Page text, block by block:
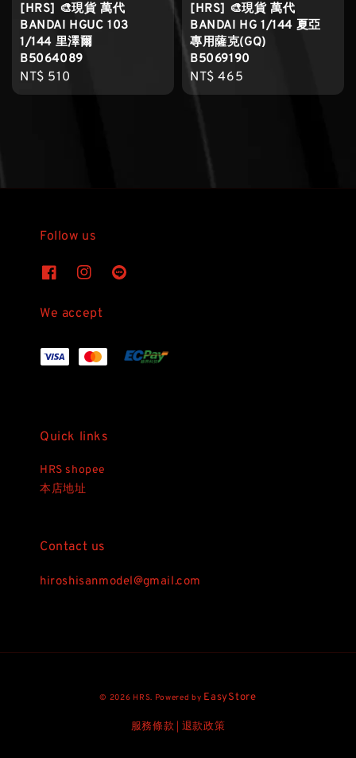
[HRS] 🎨現貨 萬代
BANDAI HGUC 103
1/144 里澤爾
B5064089
Regular
price
NT$ 510
[HRS] 🎨現貨 萬代
BANDAI HG 1/144 夏亞
專用薩克(GQ)
B5069190
Regular
price
NT$ 465
Follow us
We accept
Quick links
HRS shopee
本店地址
Contact us
hiroshisanmodel@gmail.com
© 2026 HRS. Powered by EasyStore
服務條款 退款政策